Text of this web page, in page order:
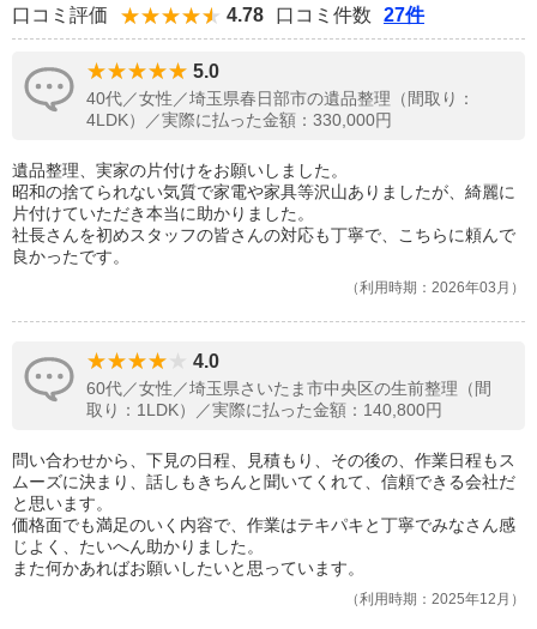
口コミ評価 4.78 口コミ件数 27件
5.0
40代／女性／埼玉県春日部市の遺品整理（間取り：
4LDK）／実際に払った金額：330,000円
遺品整理、実家の片付けをお願いしました。
昭和の捨てられない気質で家電や家具等沢山ありましたが、綺麗に
片付けていただき本当に助かりました。
社長さんを初めスタッフの皆さんの対応も丁寧で、こちらに頼んで
良かったです。
利用時期：2026年03月
4.0
60代／女性／埼玉県さいたま市中央区の生前整理（間
取り：1LDK）／実際に払った金額：140,800円
問い合わせから、下見の日程、見積もり、その後の、作業日程もス
ムーズに決まり、話しもきちんと聞いてくれて、信頼できる会社だ
と思います。
価格面でも満足のいく内容で、作業はテキパキと丁寧でみなさん感
じよく、たいへん助かりました。
また何かあればお願いしたいと思っています。
利用時期：2025年12月